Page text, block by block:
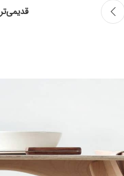
قدیمی‌تر